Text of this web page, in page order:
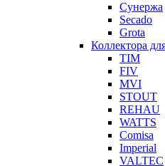
Сунержа
Secado
Grota
Коллектора
TIM
FIV
MVI
STOUT
REHAU
WATTS
Comisa
Imperial
VALTEC